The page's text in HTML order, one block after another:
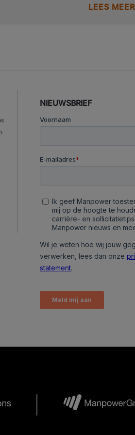
Samen met je team behaal je de
van 50%
LEES MEER
NIEUWSBRIEF